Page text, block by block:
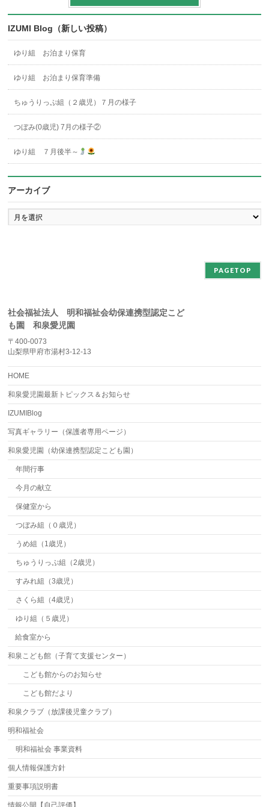
IZUMI Blog（新しい投稿）
ゆり組 お泊まり保育
ゆり組 お泊まり保育準備
ちゅうりっぷ組（２歳児）７月の様子
つぼみ(0歳児) 7月の様子②
ゆり組 ７月後半～
アーカイブ
ア
ー
PAGETOP
社会福祉法人 明和福祉会幼保連携型認定こど
も園 和泉愛児園
〒400-0073
山梨県甲府市湯村3-12-13
HOME
和泉愛児園最新トピックス＆お知らせ
IZUMIBlog
写真ギャラリー（保護者専用ページ）
和泉愛児園（幼保連携型認定こども園）
年間行事
今月の献立
保健室から
つぼみ組（０歳児）
うめ組（1歳児）
ちゅうりっぷ組（2歳児）
すみれ組（3歳児）
さくら組（4歳児）
ゆり組（５歳児）
給食室から
和泉こども館（子育て支援センター）
こども館からのお知らせ
こども館だより
和泉クラブ（放課後児童クラブ）
明和福祉会
明和福祉会 事業資料
個人情報保護方針
重要事項説明書
情報公開【自己評価】